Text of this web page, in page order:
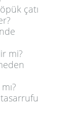
çatı
mi?